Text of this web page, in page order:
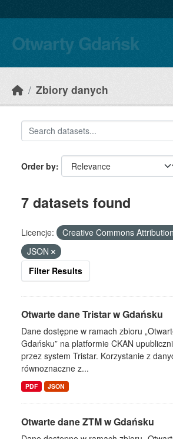
Otwarty Gdańsk
Zbiory danych
Order by
7 datasets found
Licencje: Creative Commons Attribution
JSON
Filter Results
Otwarte dane Tristar w Gdańsku
Dane dostępne w ramach zbioru
Gdańsku” na platformie CKAN
przez system Tristar. Korzystanie z
równoznaczne z...
PDF JSON
Otwarte dane ZTM w Gdańsku